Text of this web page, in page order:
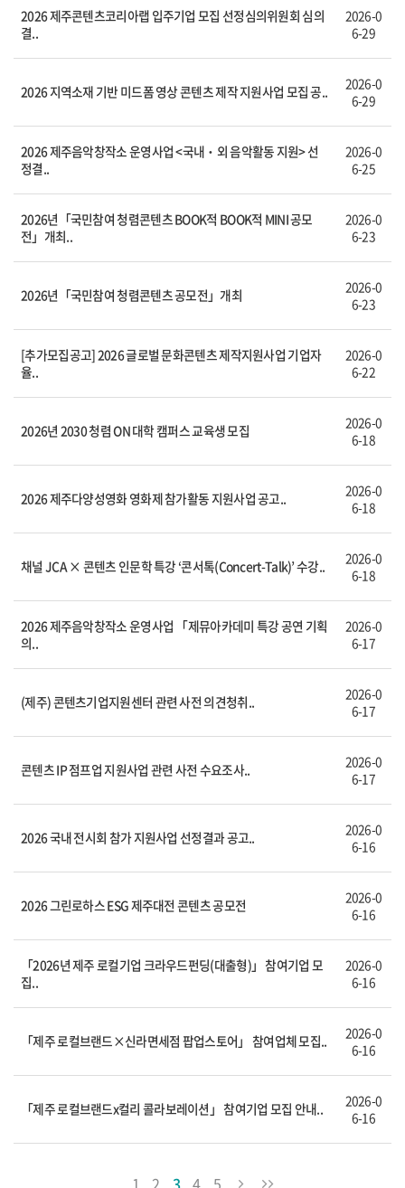
2026 제주콘텐츠코리아랩 입주기업 모집 선정심의위원회 심의
결..
2026-0
6-29
2026 지역소재 기반 미드폼 영상 콘텐츠 제작 지원사업 모집 공..
2026-0
6-29
2026 제주음악창작소 운영사업 <국내‧외 음악활동 지원> 선
정결..
2026-0
6-25
2026년「국민참여 청렴콘텐츠 BOOK적 BOOK적 MINI 공모
전」개최..
2026-0
6-23
2026년「국민참여 청렴콘텐츠 공모전」개최
2026-0
6-23
[추가모집공고] 2026 글로벌 문화콘텐츠 제작지원사업 기업자
율..
2026-0
6-22
2026년 2030 청렴 ON 대학 캠퍼스 교육생 모집
2026-0
6-18
2026 제주다양성영화 영화제 참가활동 지원사업 공고..
2026-0
6-18
채널 JCA × 콘텐츠 인문학 특강 ‘콘서톡(Concert-Talk)’ 수강..
2026-0
6-18
2026 제주음악창작소 운영사업 「제뮤아카데미 특강 공연 기획
의..
2026-0
6-17
(제주) 콘텐츠기업지원센터 관련 사전 의견청취..
2026-0
6-17
콘텐츠 IP 점프업 지원사업 관련 사전 수요조사..
2026-0
6-17
2026 국내 전시회 참가 지원사업 선정결과 공고..
2026-0
6-16
2026 그린로하스 ESG 제주대전 콘텐츠 공모전
2026-0
6-16
「2026년 제주 로컬기업 크라우드펀딩(대출형)」 참여기업 모
집..
2026-0
6-16
「제주 로컬브랜드×신라면세점 팝업스토어」 참여업체 모집..
2026-0
6-16
「제주 로컬브랜드x컬리 콜라보레이션」 참여기업 모집 안내..
2026-0
6-16
1 2 3 4 5